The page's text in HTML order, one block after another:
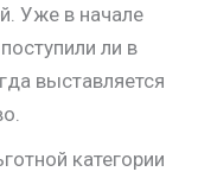
Уже в начале
ли в
выставляется
категории